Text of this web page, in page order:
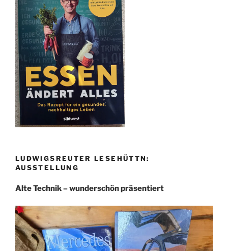
LUDWIGSREUTER LESEHÜTTN:
AUSSTELLUNG
Alte Technik – wunderschön präsentiert